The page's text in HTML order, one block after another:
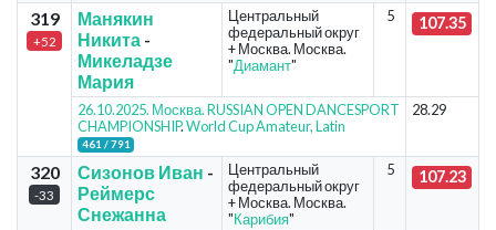
319
+52
Манякин
Никита-
Микеладзе
Мария
Центральный
федеральный округ
+ Москва. Москва.
"Диамант"
5 107.35
26.10.2025. Москва. RUSSIAN OPEN DANCESPORT
CHAMPIONSHIP.World Cup Amateur, Latin
461 / 791
28.29
320
-33
Сизонов Иван -
Реймерс
Снежанна
Центральный
федеральный округ
+ Москва. Москва.
"Карибия"
5 107.23